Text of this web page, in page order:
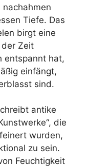
nachahmen
Tiefe. Das
birgt eine
Zeit
entspannt hat,
einfängt,
sind.
antike
die
wurden,
zu sein.
Feuchtigkeit